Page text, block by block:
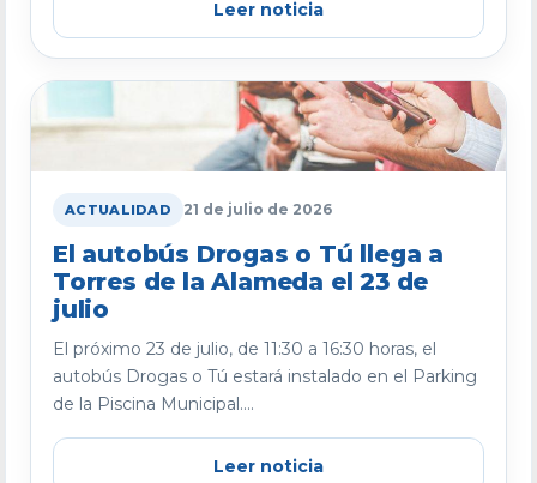
Leer noticia
ACTUALIDAD 21 de julio de 2026
El autobús Drogas o Tú llega a
Torres de la Alameda el 23 de
julio
El próximo 23 de julio, de 11:30 a 16:30 horas, el
autobús Drogas o Tú estará instalado en el Parking
de la Piscina Municipal....
Leer noticia